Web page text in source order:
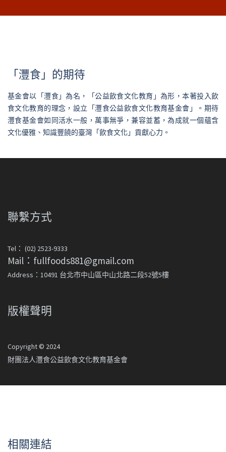
「灃食」的期待
基金會以「灃食」為名，「公益飲食文化教育」為形，本著投入飲
食文化教育的理念，設立「灃食公益飲食文化教育基金會」。期待
灃食基金會如同活水一般，萬事無爭，兼容並蓄，為成就一個蘊含
文化優雅、知識豐饒的臺灣「飲食文化」貢獻心力。
聯繫方式
Tel： (02) 2523-9333
Mail：fullfoods881@gmail.com
Address：10491 台北市中山區中山北路二段52號5樓
版權聲明
Copyright © 2024
財團法人灃食公益飲食文化教育基金會
相關連結